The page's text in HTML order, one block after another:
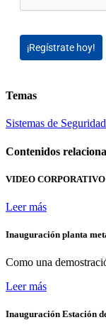
¡Regístrate hoy!
Temas
Sistemas de
Contenidos
VIDEO
Leer más
Inauguración planta
Como una
Leer más
Inauguración Estación